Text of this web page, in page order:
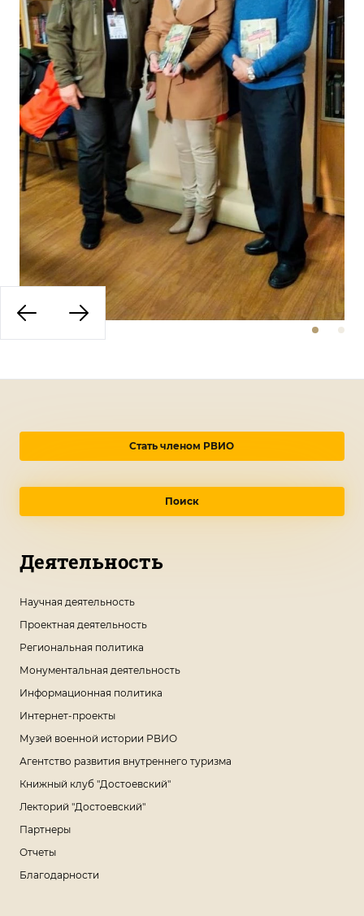
Стать членом РВИО
Поиск
Деятельность
Научная деятельность
Проектная деятельность
Региональная политика
Монументальная деятельность
Информационная политика
Интернет-проекты
Музей военной истории РВИО
Агентство развития внутреннего туризма
Книжный клуб "Достоевский"
Лекторий "Достоевский"
Партнеры
Отчеты
Благодарности